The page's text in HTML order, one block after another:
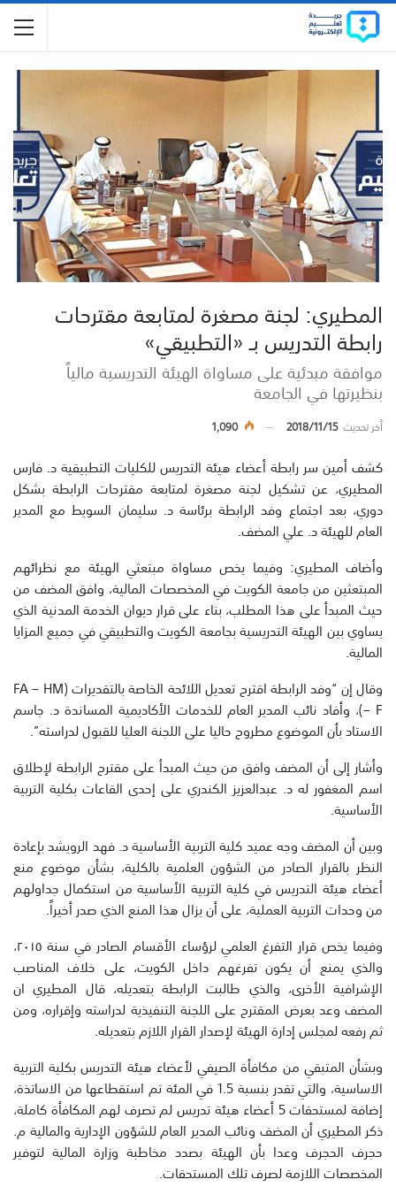
المطيري: لجنة مصغرة لمتابعة مقترحات
رابطة التدريس بـ «التطبيقي»
موافقة مبدئية على مساواة الهيئة التدريسية مالياً
بنظيرتها في الجامعة
أخر تحديث2018/11/15
1,090
كشف أمين سر رابطة أعضاء هيئة التدريس للكليات التطبيقية د. فارس
المطيري، عن تشكيل لجنة مصغرة لمتابعة مقترحات الرابطة بشكل
دوري، بعد اجتماع وفد الرابطة برئاسة د. سليمان السويط مع المدير
العام للهيئة د. علي المضف.
وأضاف المطيري: وفيما يخص مساواة مبتعثي الهيئة مع نظرائهم
المبتعثين من جامعة الكويت في المخصصات المالية، وافق المضف من
حيث المبدأ على هذا المطلب، بناء على قرار ديوان الخدمة المدنية الذي
يساوي بين الهيئة التدريسية بجامعة الكويت والتطبيقي في جميع المزايا
المالية.
وقال إن “وفد الرابطة اقترح تعديل اللائحة الخاصة بالتقديرات (FA – HM
– F)، وأفاد نائب المدير العام للخدمات الأكاديمية المساندة د. جاسم
الاستاد بأن الموضوع مطروح حاليا على اللجنة العليا للقبول لدراسته”.
وأشار إلى أن المضف وافق من حيث المبدأ على مقترح الرابطة لإطلاق
اسم المغفور له د. عبدالعزيز الكندري على إحدى القاعات بكلية التربية
الأساسية.
وبين أن المضف وجه عميد كلية التربية الأساسية د. فهد الرويشد بإعادة
النظر بالقرار الصادر من الشؤون العلمية بالكلية، بشأن موضوع منع
أعضاء هيئة التدريس في كلية التربية الأساسية من استكمال جداولهم
من وحدات التربية العملية، على أن يزال هذا المنع الذي صدر أخيراً.
وفيما يخص قرار التفرغ العلمي لرؤساء الأقسام الصادر في سنة ٢٠١٥،
والذي يمنع أن يكون تفرغهم داخل الكويت، على خلاف المناصب
الإشرافية الأخرى، والذي طالبت الرابطة بتعديله، قال المطيري ان
المضف وعد بعرض المقترح على اللجنة التنفيذية لدراسته وإقراره، ومن
ثم رفعه لمجلس إدارة الهيئة لإصدار القرار اللازم بتعديله.
وبشأن المتبقي من مكافأة الصيفي لأعضاء هيئة التدريس بكلية التربية
الاساسية، والتي تقدر بنسبة 1.5 في المئة تم استقطاعها من الاساتذة،
إضافة لمستحقات 5 أعضاء هيئة تدريس لم تصرف لهم المكافأة كاملة،
ذكر المطيري أن المضف ونائب المدير العام للشؤون الإدارية والمالية م.
حجرف الحجرف وعدا بأن الهيئة بصدد مخاطبة وزارة المالية لتوفير
المخصصات اللازمة لصرف تلك المستحقات.